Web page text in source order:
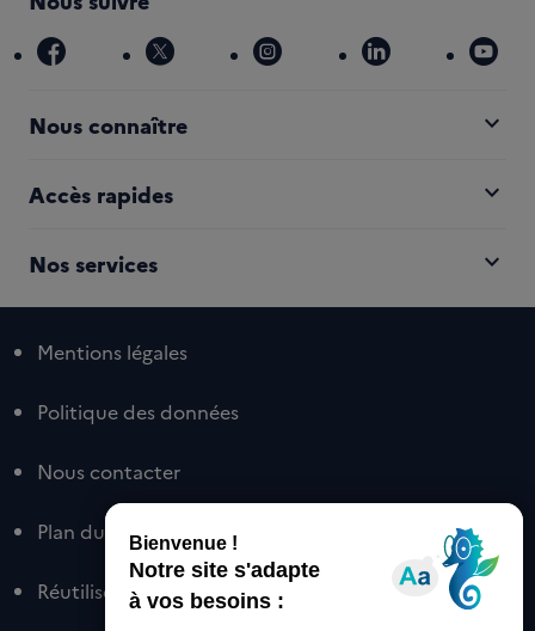
facebook x instagram linkedin
Nous connaître expand_more
Accès rapides expand_more
Nos services expand_more
Mentions légales
Politique des données
Nous contacter
Plan du site
Réutiliser nos contenus